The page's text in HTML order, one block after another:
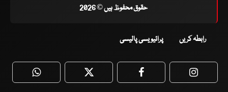
حقوق محفوظ ہیں © 2026
رابطہ کریں پرائیویسی پالیسی
WhatsApp Twitter Facebook